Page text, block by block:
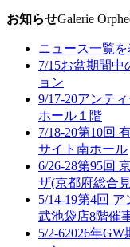
お知らせGalerie
ニュース一覧
7/15お盆期間中
ョン
9/17-20アンテ
ホール１階
7/18-20第10回
サイト南ホール
6/26-28第95回
ザ(京都府総合
5/14-19第4回 ア
武池袋店8階催
5/2-62026年